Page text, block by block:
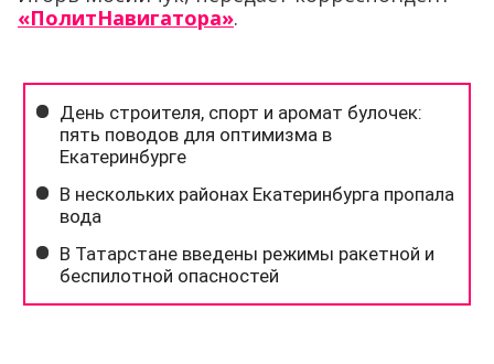
«ПолитНавигатора».